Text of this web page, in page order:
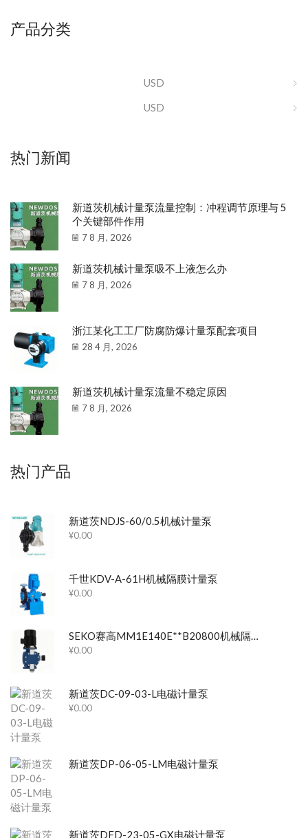
产品分类
USD
USD
热门新闻
新道茨机械计量泵流量控制：冲程调节原理与 5
个关键部件作用
7 8 月, 2026
新道茨机械计量泵吸不上液怎么办
7 8 月, 2026
浙江某化工工厂防腐防爆计量泵配套项目
28 4 月, 2026
新道茨机械计量泵流量不稳定原因
7 8 月, 2026
热门产品
新道茨NDJS-60/0.5机械计量泵
¥0.00
千世KDV-A-61H机械隔膜计量泵
¥0.00
SEKO赛高MM1E140E**B20800机械隔膜计量泵
¥0.00
新道茨DC-09-03-L电磁计量泵
¥0.00
新道茨DP-06-05-LM电磁计量泵
新道茨DFD-23-05-GX电磁计量泵